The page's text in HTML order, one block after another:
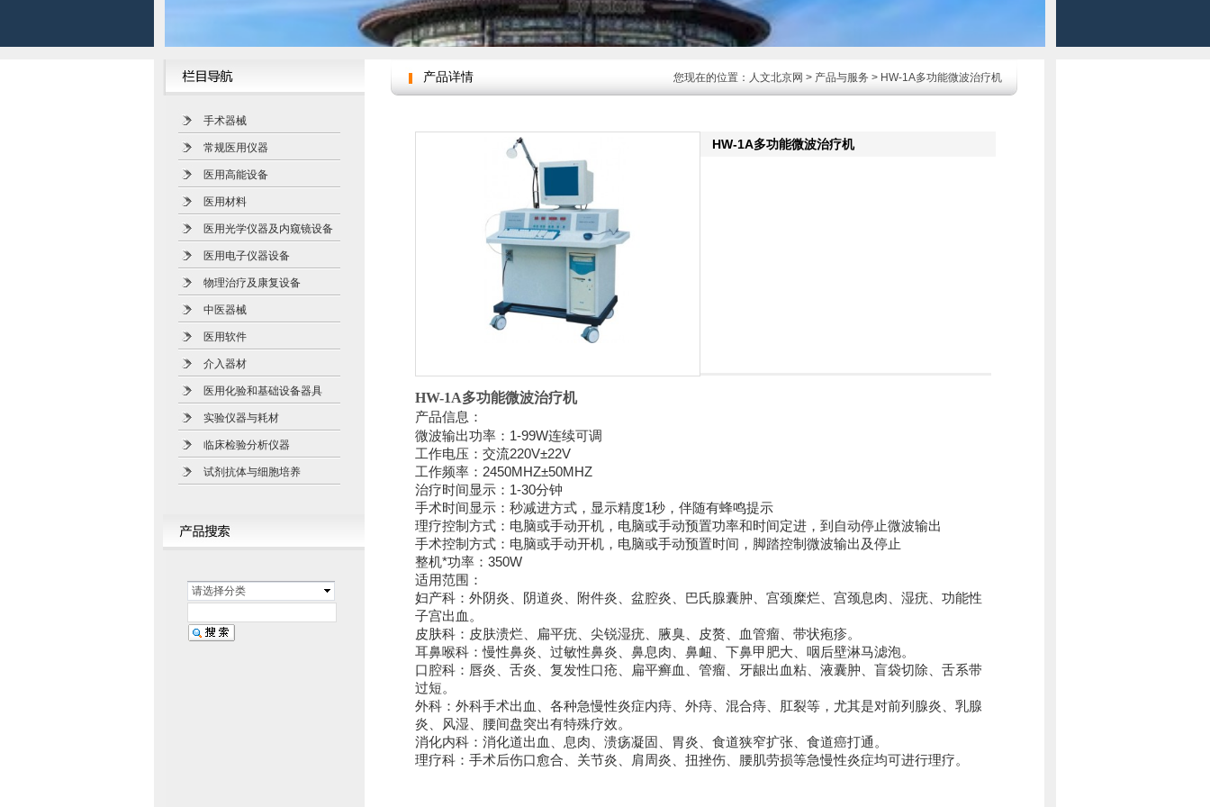
请选择分类
手术器械
常规医用仪器
医用高能设备
医用材料
医用光学仪器及内窥镜设备
医用电子仪器设备
物理治疗及康复设备
中医器械
医用软件
介入器材
医用化验和基础设备器具
实验仪器与耗材
临床检验分析仪器
试剂抗体与细胞培养
产品详情 您现在的位置： 人文北京网 > 产品与服务 > HW-1A多功能微波治疗机
HW-1A多功能微波治疗机
HW-1A多功能微波治疗机
产品信息：
微波输出功率：1-99W连续可调
工作电压：交流220V±22V
工作频率：2450MHZ±50MHZ
治疗时间显示：1-30分钟
手术时间显示：秒减进方式，显示精度1秒，伴随有蜂鸣提示
理疗控制方式：电脑或手动开机，电脑或手动预置功率和时间定进，到自动停止微波输出
手术控制方式：电脑或手动开机，电脑或手动预置时间，脚踏控制微波输出及停止
整机*功率：350W
适用范围：
妇产科：外阴炎、阴道炎、附件炎、盆腔炎、巴氏腺囊肿、宫颈糜烂、宫颈息肉、湿疣、功能性
子宫出血。
皮肤科：皮肤溃烂、扁平疣、尖锐湿疣、腋臭、皮赘、血管瘤、带状疱疹。
耳鼻喉科：慢性鼻炎、过敏性鼻炎、鼻息肉、鼻衄、下鼻甲肥大、咽后壁淋马滤泡。
口腔科：唇炎、舌炎、复发性口疮、扁平癣血、管瘤、牙龈出血粘、液囊肿、盲袋切除、舌系带
过短。
外科：外科手术出血、各种急慢性炎症内痔、外痔、混合痔、肛裂等，尤其是对前列腺炎、乳腺
炎、风湿、腰间盘突出有特殊疗效。
消化内科：消化道出血、息肉、溃疡凝固、胃炎、食道狭窄扩张、食道癌打通。
理疗科：手术后伤口愈合、关节炎、肩周炎、扭挫伤、腰肌劳损等急慢性炎症均可进行理疗。